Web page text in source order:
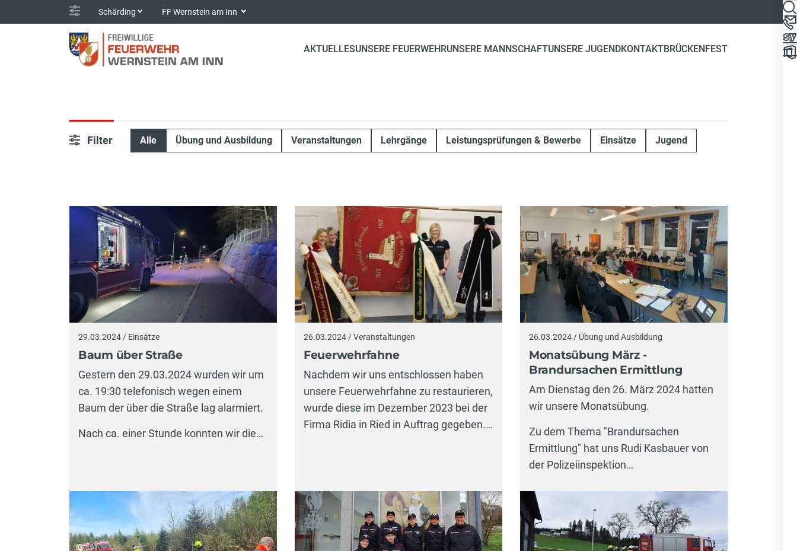
Schärding FF Wernstein am Inn
AKTUELLESUNSERE FEUERWEHRUNSERE MANNSCHAFTUNSERE JUGENDKONTAKTBRÜCKENFEST
Filter Alle Übung und Ausbildung Veranstaltungen Lehrgänge Leistungsprüfungen & Bewerbe Einsätze Jugend
29.03.2024 / Einsätze
Baum über Straße
Gestern den 29.03.2024 wurden wir um
ca. 19:30 telefonisch wegen einem
Baum der über die Straße lag alarmiert.
Nach ca. einer Stunde konnten wir die…
26.03.2024 / Veranstaltungen
Feuerwehrfahne
Nachdem wir uns entschlossen haben
unsere Feuerwehrfahne zu restaurieren,
wurde diese im Dezember 2023 bei der
Firma Ridia in Ried in Auftrag gegeben.…
26.03.2024 / Übung und Ausbildung
Monatsübung März -
Brandursachen Ermittlung
Am Dienstag den 26. März 2024 hatten
wir unsere Monatsübung.
Zu dem Thema "Brandursachen
Ermittlung" hat uns Rudi Kasbauer von
der Polizeiinspektion…